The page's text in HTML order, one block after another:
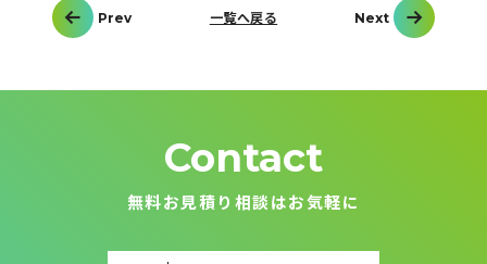
投
稿
ー
Prev Next
一覧へ戻る
Contact
無料お見積り相談はお気軽に